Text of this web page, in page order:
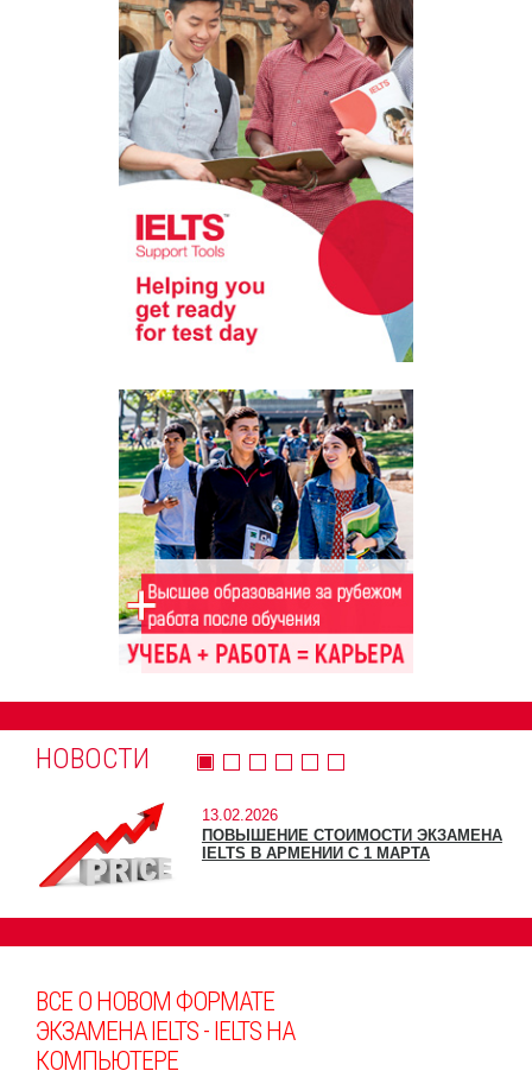
НОВОСТИ
13.02.2026
ПОВЫШЕНИЕ СТОИМОСТИ ЭКЗАМЕНА
IELTS В АРМЕНИИ С 1 МАРТА
ВСЕ О НОВОМ ФОРМАТЕ
ЭКЗАМЕНА IELTS - IELTS НА
КОМПЬЮТЕРЕ